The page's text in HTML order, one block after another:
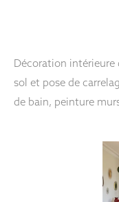
Décoration intérieure
sol et pose de
de bain, peinture